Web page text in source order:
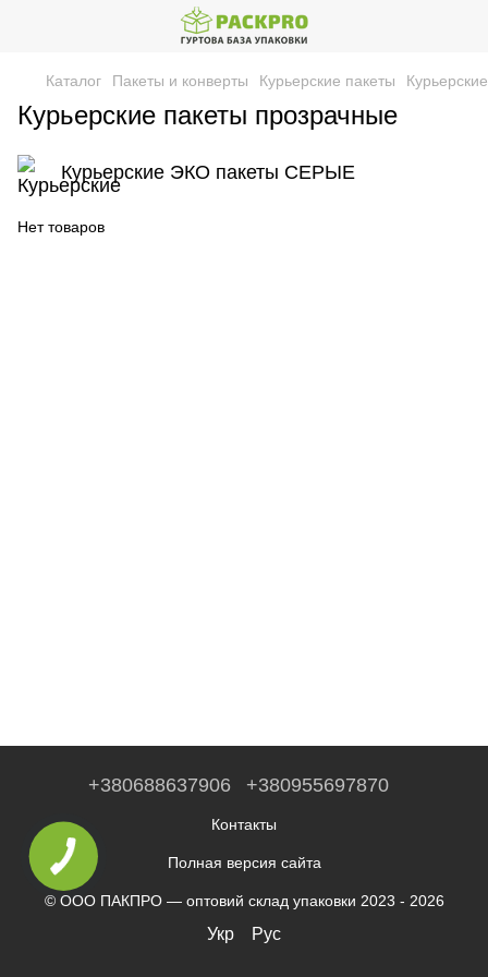
Каталог Пакеты и конверты Курьерские пакеты
Курьерские пакеты прозрачные
Курьерские ЭКО пакеты СЕРЫЕ
Нет товаров
+380688637906 +380955697870
Контакты
Полная версия сайта
© ООО ПАКПРО — оптовий склад упаковки 2023 - 2026
Укр Рус